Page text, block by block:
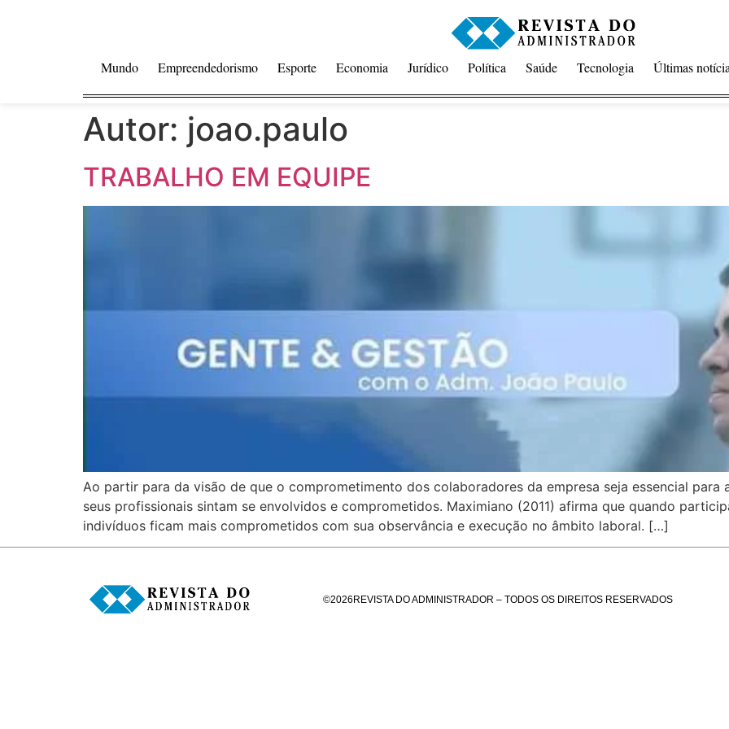
Mundo Empreendedorismo Esporte Economia Jurídico Política Saúde Tecnologia Últimas
Autor: joao.paulo
TRABALHO EM EQUIPE
Ao partir para da visão de que o comprometimento dos colaboradores da empresa seja essencial para
seus profissionais sintam se envolvidos e comprometidos. Maximiano (2011) afirma que quando
indivíduos ficam mais comprometidos com sua observância e execução no âmbito laboral. […]
©2026 REVISTA DO ADMINISTRADOR – TODOS OS DIREITOS RESERVADOS